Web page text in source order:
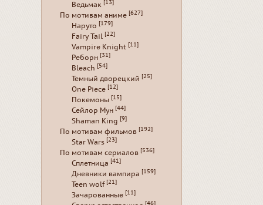
Ведьмак [13]
По мотивам аниме [627]
Наруто [179]
Fairy Tail [22]
Vampire Knight [11]
Реборн [31]
Bleach [54]
Темный дворецкий [25]
One Piece [12]
Покемоны [15]
Сейлор Мун [44]
Shaman King [9]
По мотивам фильмов [192]
Star Wars [23]
По мотивам сериалов [536]
Сплетница [41]
Дневники вампира [159]
Teen wolf [21]
Зачарованные [11]
[46]